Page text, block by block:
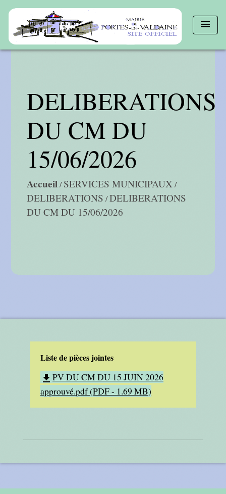
menu
DELIBERATIONS
DU CM DU
15/06/2026
Accueil/SERVICES MUNICIPAUX /
DELIBERATIONS /DELIBERATIONS
DU CM DU 15/06/2026
Liste de pièces jointes
file_download PV DU CM DU 15 JUIN 2026
approuvé.pdf (PDF - 1.69 MB)